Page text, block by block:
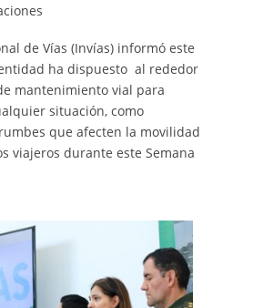
de Vías (Invías) informó este
ha dispuesto al rededor
mantenimiento vial para
situación, como
que afecten la movilidad
viajeros durante este Semana